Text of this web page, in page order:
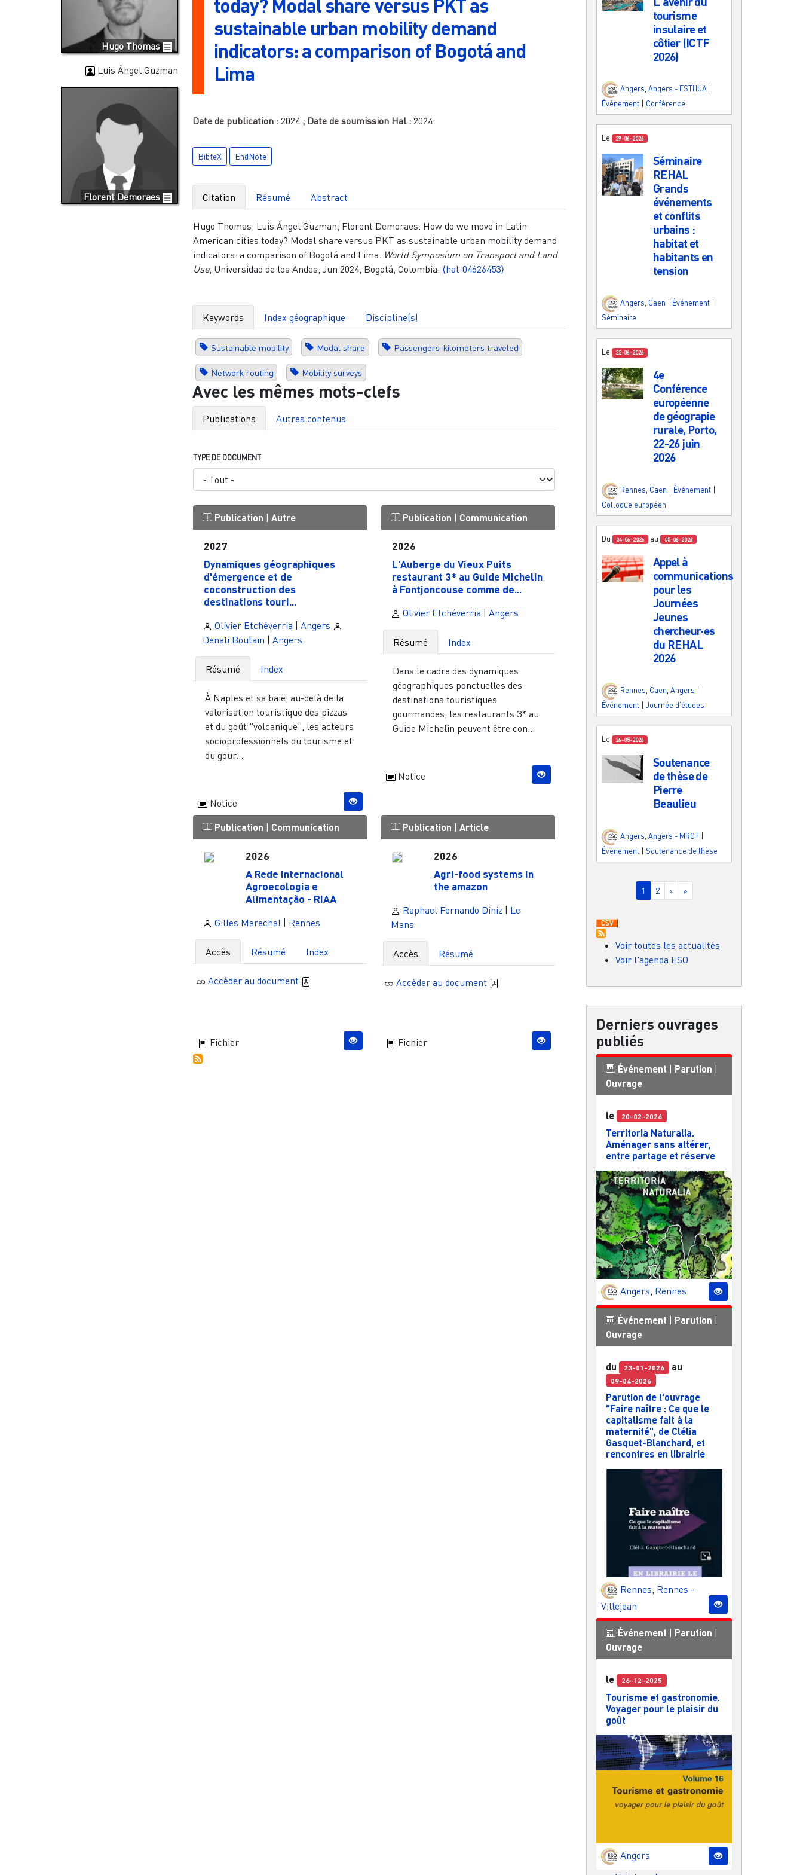
Hugo Thomas
Luis Ángel Guzman
Florent Demoraes
today? Modal share versus PKT as
sustainable urban mobility demand
indicators: a comparison of Bogotá and
Lima
Date de publication : 2024 ; Date de soumission Hal : 2024
BibteX EndNote
Citation Résumé Abstract
Hugo Thomas, Luis Ángel Guzman, Florent Demoraes. How do we move in Latin
American cities today? Modal share versus PKT as sustainable urban mobility demand
indicators: a comparison of Bogotá and Lima. World Symposium on Transport and Land
Use, Universidad de los Andes, Jun 2024, Bogotá, Colombia. ⟨hal-04626453⟩
Keywords Index géographique Discipline(s)
Sustainable mobility Modal share Passengers-kilometers traveled
Network routing Mobility surveys
Avec les mêmes mots-clefs
Publications Autres contenus
TYPE DE DOCUMENT
Publication |Autre
2027
Dynamiques géographiques
d'émergence et de
coconstruction des
destinations touri...
Olivier Etchéverria |Angers
Denali Boutain |Angers
Résumé Index
À Naples et sa baie, au-delà de la
valorisation touristique des pizzas
et du goût "volcanique", les acteurs
socioprofessionnels du tourisme et
du gour...
Notice
Publication | Communication
2026
L'Auberge du Vieux Puits
restaurant 3* au Guide Michelin
à Fontjoncouse comme de...
Olivier Etchéverria |Angers
Résumé Index
Dans le cadre des dynamiques
géographiques ponctuelles des
destinations touristiques
gourmandes, les restaurants 3* au
Guide Michelin peuvent être con...
Notice
Publication | Communication
2026
A Rede Internacional
Agroecologia e
Alimentação - RIAA
Gilles Marechal Rennes
Accès Résumé Index
Accèder au document
Fichier
Publication |Article
2026
Agri-food systems in
the amazon
Raphael Fernando Diniz
Le
Mans
Accès Résumé
Accèder au document
Fichier
tourisme
insulaire et
côtier (ICTF
2026)
Angers Angers - ESTHUA
Événement
Conférence
Le 29-06-2026
Séminaire
REHAL
Grands
événements
et conflits
urbains :
habitat et
habitants en
tension
Angers, Caen Événement
Séminaire
Le 22-06-2026
4e
Conférence
européenne
de géograpie
rurale, Porto,
22-26 juin
2026
Rennes Caen Événement
Colloque européen
Du 04-06-2026 au 05-06-2026
Appel à
communications
pour les
Journées
Jeunes
chercheur·es
du REHAL
2026
Rennes, Caen, Angers
Événement
Journée d'études
Le 26-05-2026
Soutenance
de thèse de
Pierre
Beaulieu
Angers Angers - MRGT
Événement | Soutenance de thèse
Pagination
Page courante
1 Page
2 Page suivante
› Dernière page
»
Voir toutes les actualités
Voir l'agenda ESO
Derniers ouvrages
publiés
Événement | Parution |
Ouvrage
le 20-02-2026
Territoria Naturalia.
Aménager sans altérer,
entre partage et réserve
Angers, Rennes
Événement Parution
Ouvrage
du 23-01-2026 au
09-04-2026
Parution de l'ouvrage
"Faire naître : Ce que le
capitalisme fait à la
maternité", de Clélia
Gasquet-Blanchard, et
rencontres en librairie
Rennes, Rennes -
Villejean
Événement Parution
Ouvrage
le 26-12-2025
Tourisme et gastronomie.
Voyager pour le plaisir du
goût
Angers